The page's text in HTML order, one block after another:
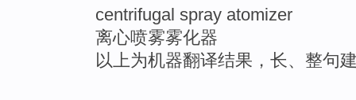
centrifugal spray atomizer
离心喷雾雾化器
以上为机器翻译结果，长、整句